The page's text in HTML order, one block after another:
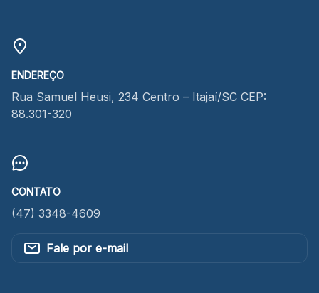
ENDEREÇO
Rua Samuel Heusi, 234 Centro – Itajaí/SC CEP:
88.301-320
CONTATO
(47) 3348-4609
Fale por e-mail